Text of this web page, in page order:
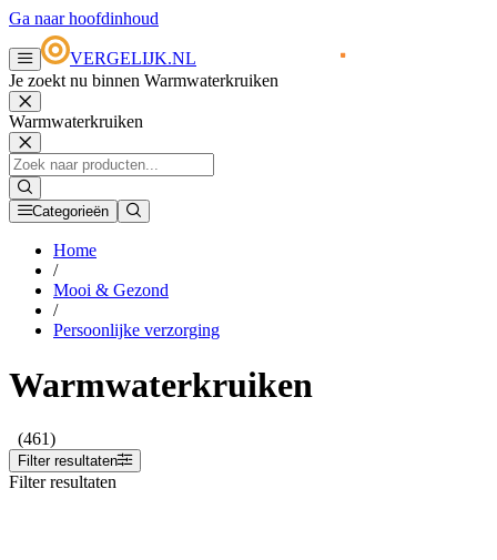
Ga naar hoofdinhoud
VERGELIJK.NL
Je zoekt nu binnen Warmwaterkruiken
Warmwaterkruiken
Categorieën
Home
/
Mooi & Gezond
/
Persoonlijke verzorging
Warmwaterkruiken
(461)
Filter resultaten
Filter resultaten